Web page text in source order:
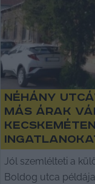
Néhány
más árak
Jól szemlélteti a
Boldog utca